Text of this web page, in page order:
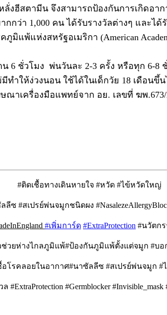
งฮีสตามีน จึงสามารถป้องกันการเกิดอา
กว่า 1,000 คน ได้รับรางวัลต่างๆ และ
พ้แห่งสหรัฐอเมริกา (American
6 ชั่วโมง พ่นวันละ 2-3 ครั้ง หรือทุก 6-
ทำให้ง่วงนอน ใช้ได้ในเด็กวัย 18 เดือน
าเครื่องมือแพทย์จาก อย. เลขที่ ฆพ.673/
#ติดเชื้อทางเดินหายใจ #หวัด #ไข้หวัดใหญ่
ลีซ #สเปรย์พ่นจมูกชนิดผง
#เพิ่มการ์ด #ExtraProtection #นวัตก
วยห่างไกลภูมิแพ้#ป้องกันภูมิแพ้ตั้งแต่จมูก #บ
อโรคลอยในอากาศ#นาซัลลีซ #สเปรย์พ่นจมูก #
#ExtraProtection #Germblocker